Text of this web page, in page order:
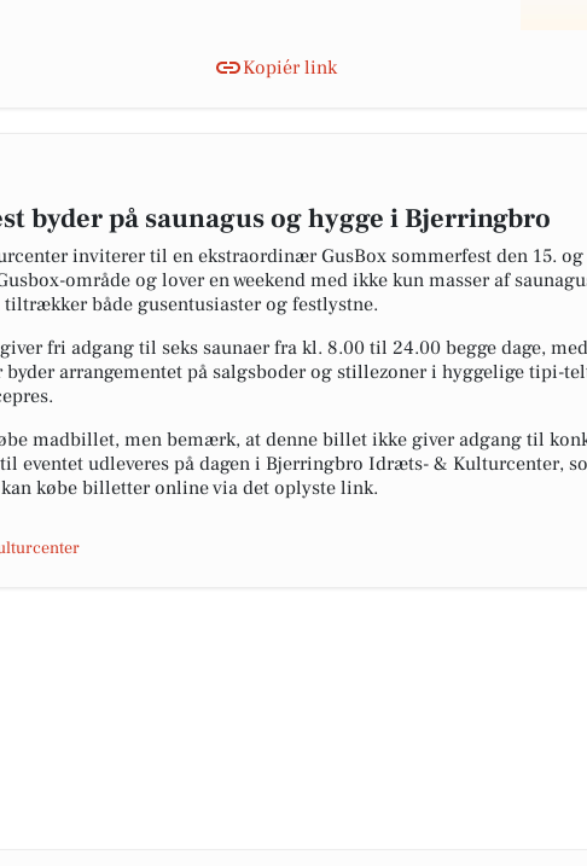
Kopiér link
byder på saunagus og hygge i Bjerringbro
inviterer til en ekstraordinær GusBox sommerfest den 15. og
område og lover en weekend med ikke kun masser af
både gusentusiaster og festlystne.
fri adgang til seks saunaer fra kl. 8.00 til 24.00 begge dage,
byder arrangementet på salgsboder og stillezoner i hyggelige tipi-
madbillet, men bemærk, at denne billet ikke giver adgang til
eventet udleveres på dagen i Bjerringbro Idræts- & Kulturcenter,
købe billetter online via det oplyste link.